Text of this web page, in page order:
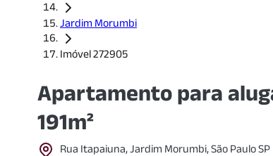
Jardim Morumbi
Imóvel 272905
Apartamento para
191m²
Rua Itapaiuna, Jardim Morumbi, São Paulo SP